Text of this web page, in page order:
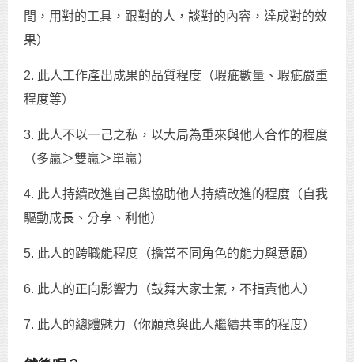
間，用對的工具，跟對的人，談對的內容，達成對的效
果）
2. 此人工作產出成果的品質程度（瑕疵數量、瑕疵嚴重
程度等）
3. 此人不以一己之私，以大局為重來與他人合作的程度
（多贏＞雙贏＞單贏）
4. 此人持續改進自己與協助他人持續改進的程度（自我
驅動成長、分享、利他）
5. 此人的跨職能程度（擔當不同角色的能力與意願）
6. 此人的正向影響力（鼓舞大家士氣，不指責他人）
7. 此人的總體魅力（你願意與此人繼續共事的程度）